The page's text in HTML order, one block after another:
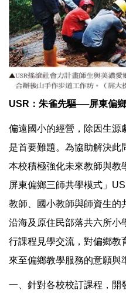
USR ：朱雀先驅──屏東偏
偏遠國小的經營，除因生源
是首要難題。為協助解決此
本校積極強化未來教師與教
屏東偏鄉三師共學模式」
教師、國小教師與師資生的
沿海及原住民部落共六所小
行課程見學交流，對偏鄉教
來至偏鄉教學服務的意願與
一、針對各校校訂課程，開